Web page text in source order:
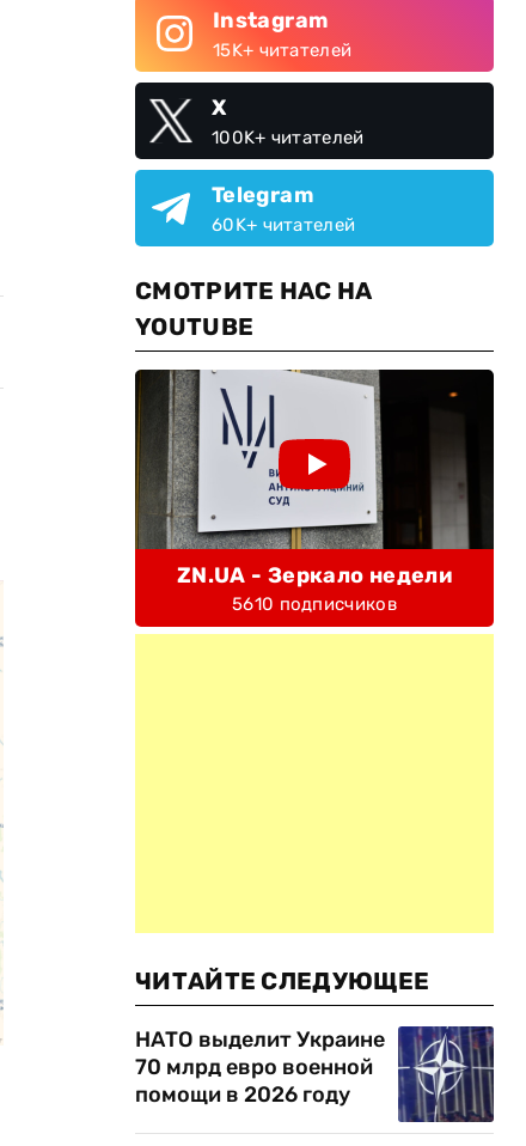
Instagram
15K+ читателей
X
100K+ читателей
Telegram
60K+ читателей
СМОТРИТЕ НАС НА
YOUTUBE
ZN.UA - Зеркало недели
5610 подписчиков
ЧИТАЙТЕ СЛЕДУЮЩЕЕ
НАТО выделит Украине
70 млрд евро военной
помощи в 2026 году